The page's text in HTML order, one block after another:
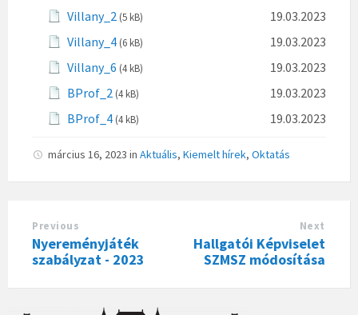
Villany_2 (5 kB)
19.03.2023
Villany_4 (6 kB)
19.03.2023
Villany_6 (4 kB)
19.03.2023
BProf_2 (4 kB)
19.03.2023
BProf_4 (4 kB) 19.03.2023
március 16, 2023 in Aktuális, Kiemelt hírek, Oktatás
Previous
Nyereményjáték
szabályzat - 2023
Next
Hallgatói Képviselet
SZMSZ módosítása